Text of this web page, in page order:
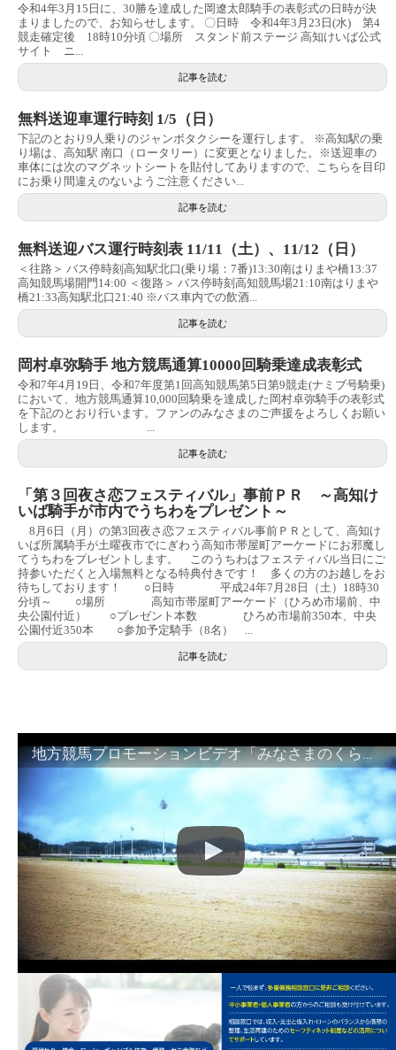
令和4年3月15日に、30勝を達成した岡遼太郎騎手の表彰式の日時が決
まりましたので、お知らせします。 〇日時 令和4年3月23日(水) 第4
競走確定後 18時10分頃 〇場所 スタンド前ステージ 高知けいば公式
サイト ニ...
記事を読む
無料送迎車運行時刻 1/5（日）
下記のとおり9人乗りのジャンボタクシーを運行します。 ※高知駅の乗
り場は、高知駅 南口（ロータリー）に変更となりました。※送迎車の
車体には次のマグネットシートを貼付してありますので、こちらを目印
にお乗り間違えのないようご注意ください...
記事を読む
無料送迎バス運行時刻表 11/11（土）、11/12（日）
＜往路＞ バス停時刻高知駅北口(乗り場：7番)13:30南はりまや橋13:37
高知競馬場開門14:00 ＜復路＞ バス停時刻高知競馬場21:10南はりまや
橋21:33高知駅北口21:40 ※バス車内での飲酒...
記事を読む
岡村卓弥騎手 地方競馬通算10000回騎乗達成表彰式
令和7年4月19日、令和7年度第1回高知競馬第5日第9競走(ナミブ号騎乗)
において、地方競馬通算10,000回騎乗を達成した岡村卓弥騎手の表彰式
を下記のとおり行います。ファンのみなさまのご声援をよろしくお願い
します。 ...
記事を読む
「第３回夜さ恋フェスティバル」事前ＰＲ ～高知け
いば騎手が市内でうちわをプレゼント～
8月6日（月）の第3回夜さ恋フェスティバル事前ＰＲとして、高知け
いば所属騎手が土曜夜市でにぎわう高知市帯屋町アーケードにお邪魔し
てうちわをプレゼントします。 このうちわはフェスティバル当日にご
持参いただくと入場無料となる特典付きです！ 多くの方のお越しをお
待ちしております！ ○日時 平成24年7月28日（土）18時30
分頃～ ○場所 高知市帯屋町アーケード（ひろめ市場前、中
央公園付近） ○プレゼント本数 ひろめ市場前350本、中央
公園付近350本 ○参加予定騎手（8名） ...
記事を読む
地方競馬プロモーションビデオ「みなさまのくらしのために」30秒篇｜NAR公式